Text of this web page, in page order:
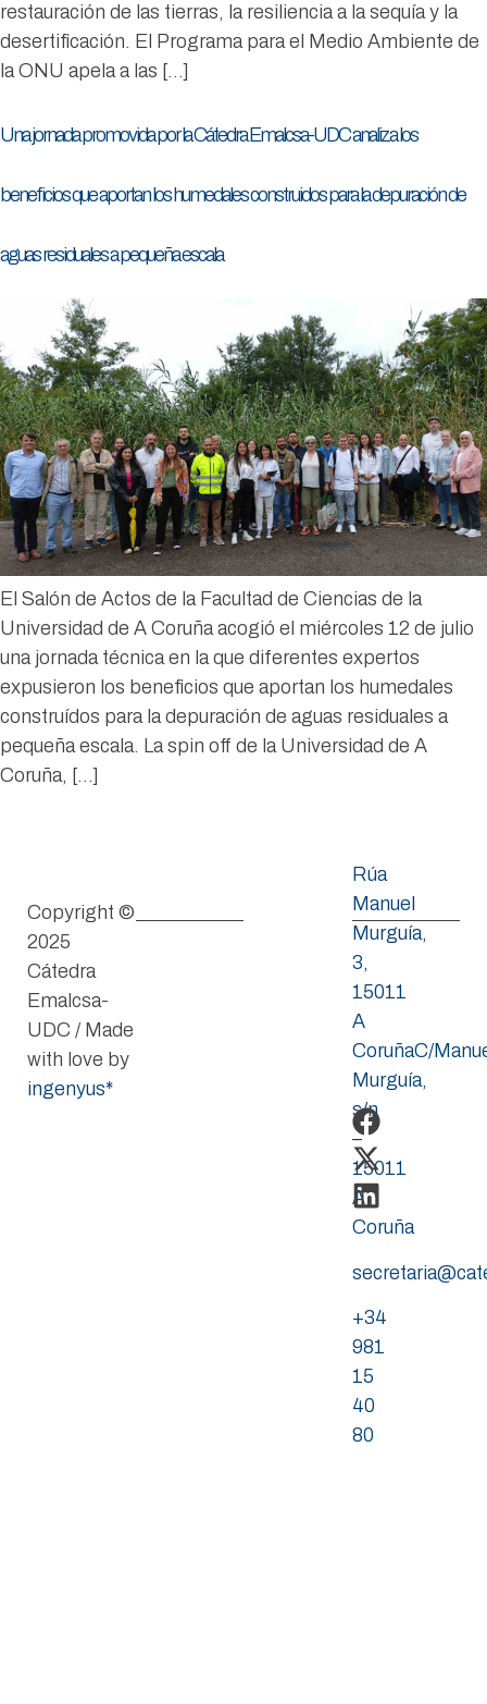
restauración de las tierras, la resiliencia a la sequía y la
desertificación. El Programa para el Medio Ambiente de
la ONU apela a las […]
Una jornada promovida por la Cátedra Emalcsa-UDC analiza los
beneficios que aportan los humedales construidos para la depuración de
aguas residuales a pequeña escala
El Salón de Actos de la Facultad de Ciencias de la
Universidad de A Coruña acogió el miércoles 12 de julio
una jornada técnica en la que diferentes expertos
expusieron los beneficios que aportan los humedales
construídos para la depuración de aguas residuales a
pequeña escala. La spin off de la Universidad de A
Coruña, […]
Rúa
Manuel
Murguía,
3,
15011
A
CoruñaC/
Murguía,
s/n
–
15011
A
Coruña
+34
981
15
40
80
Copyright ©
2025
Cátedra
Emalcsa-
UDC / Made
with love by
ingenyus*